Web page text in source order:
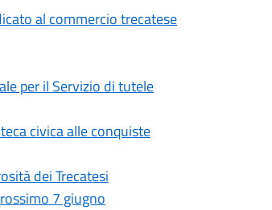
al commercio trecatese
per il Servizio di tutele
civica alle conquiste
dei Trecatesi
7 giugno